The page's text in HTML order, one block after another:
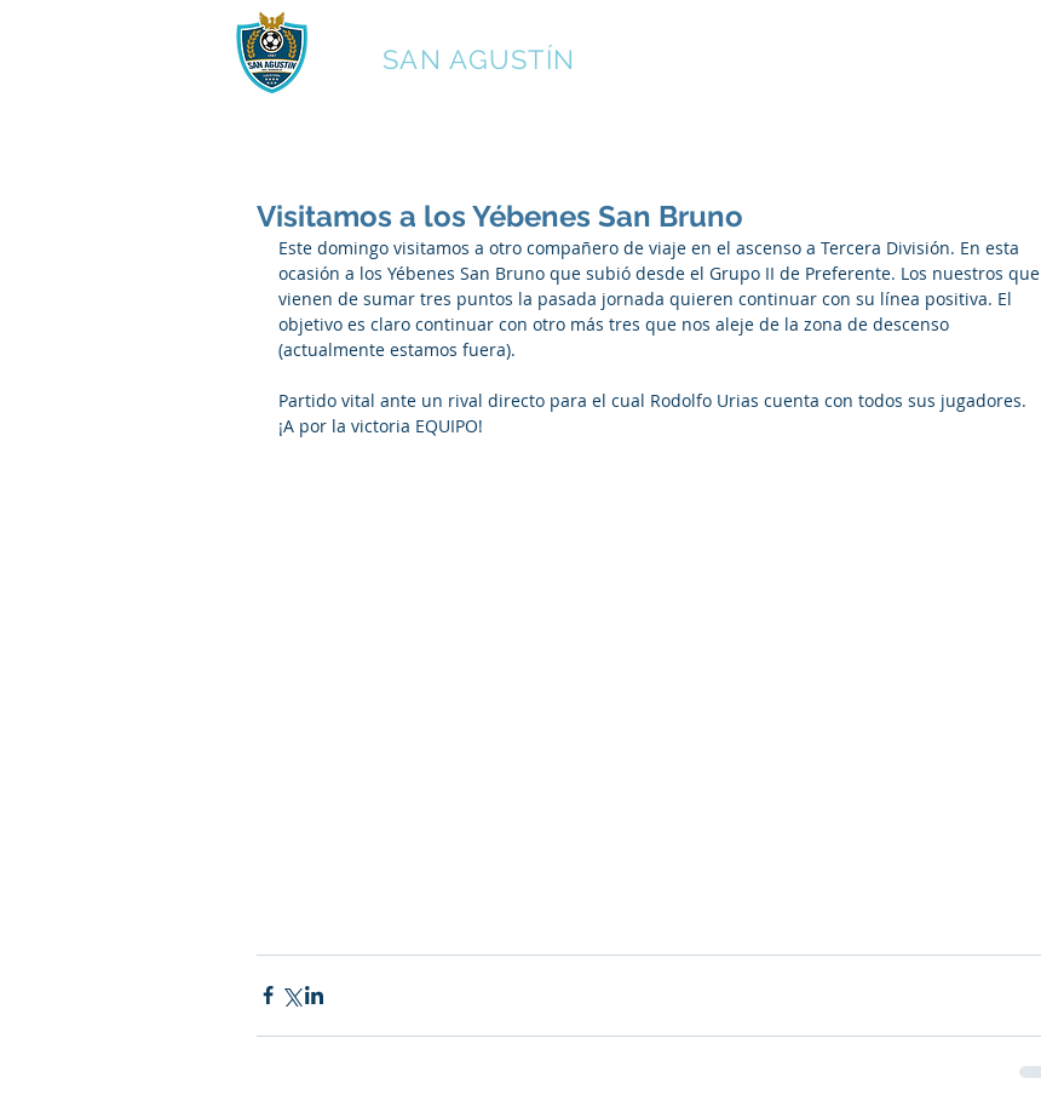
SAN AGUSTÍN
Visitamos a los Yébenes San Bruno
Este domingo visitamos a otro compañero de viaje en el ascenso a Tercera División. En esta
ocasión a los Yébenes San Bruno que subió desde el Grupo II de Preferente. Los nuestros que
vienen de sumar tres puntos la pasada jornada quieren continuar con su línea positiva. El
objetivo es claro continuar con otro más tres que nos aleje de la zona de descenso
(actualmente estamos fuera).
Partido vital ante un rival directo para el cual Rodolfo Urias cuenta con todos sus jugadores.
¡A por la victoria EQUIPO!